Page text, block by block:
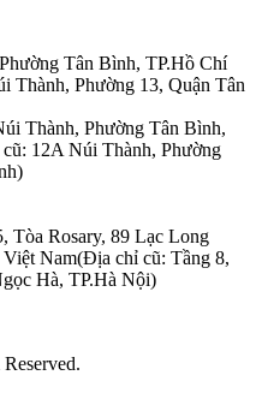
Tân Bình, TP.Hồ Chí
Thành, Phường 13, Quận Tân
Thành, Phường Tân Bình,
12A Núi Thành, Phường
Tòa Rosary, 89 Lạc Long
Nam(Địa chỉ cũ: Tầng 8,
Hà, TP.Hà Nội)